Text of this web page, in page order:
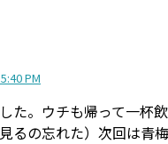
PM
た。ウチも帰って一杯
るの忘れた）次回は青梅